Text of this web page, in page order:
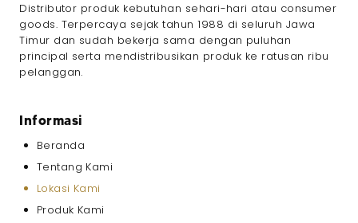
Distributor produk kebutuhan sehari-hari atau consumer
goods. Terpercaya sejak tahun 1988 di seluruh Jawa
Timur dan sudah bekerja sama dengan puluhan
principal serta mendistribusikan produk ke ratusan ribu
pelanggan.
Informasi
Beranda
Tentang Kami
Lokasi Kami
Produk Kami